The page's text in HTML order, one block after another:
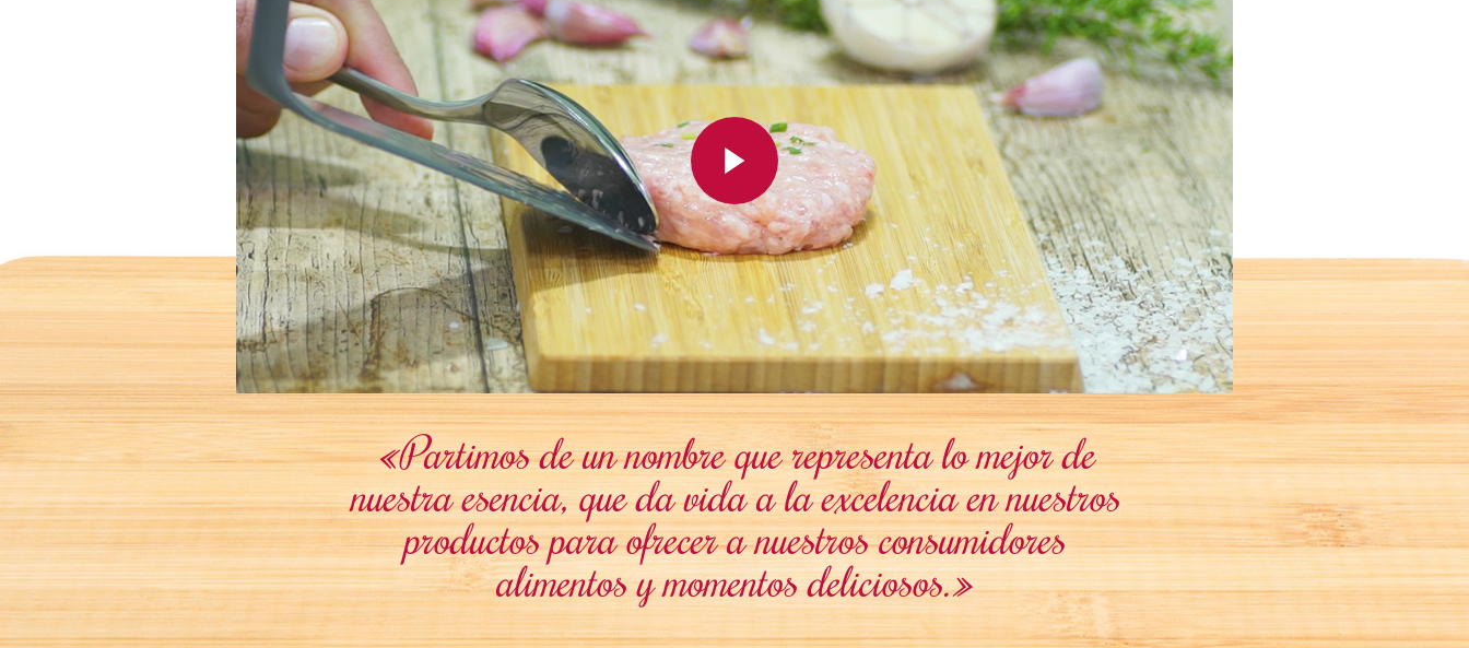
«Partimos de un nombre que representa lo mejor de
nuestra esencia, que da vida a la excelencia en nuestros
productos para ofrecer a nuestros consumidores
alimentos y momentos deliciosos.»